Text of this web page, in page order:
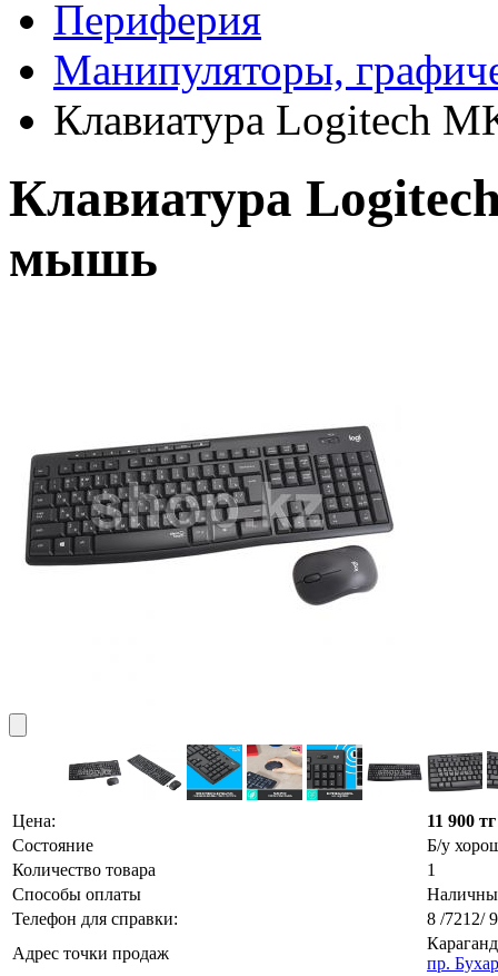
Периферия
Манипуляторы,
Клавиатура Logitech
Клавиатура
мышь
Цена:
11 900 тг
Состояние
Б/у
Количество товара
1
Способы оплаты
Телефон для справки:
8 /7212/
Адрес точки продаж
пр.